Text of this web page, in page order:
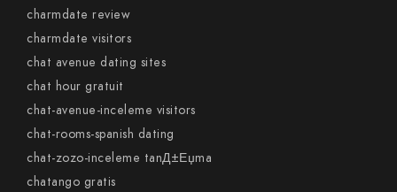
charmdate review
charmdate visitors
chat avenue dating sites
chat hour gratuit
chat-avenue-inceleme visitors
chat-rooms-spanish dating
chat-zozo-inceleme tanД±Еџma
chatango gratis